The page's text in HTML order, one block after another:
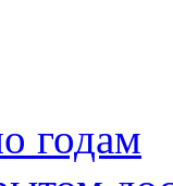
годам